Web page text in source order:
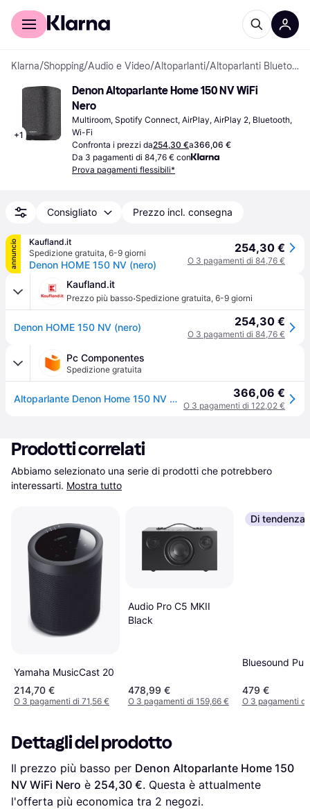
Per il tuo shopping
Klarna/Shopping/Audio e Video/Altoparlanti/ Altoparlanti Bluetooth
+1
Denon Altoparlante Home 150 NV WiFi
Nero
Multiroom, Spotify Connect, AirPlay, AirPlay 2, Bluetooth,
Wi-Fi
Confronta i prezzi da254,30 €a366,06 €
Da 3 pagamenti di 84,76 € con
Prova pagamenti flessibili*
Consigliato Prezzo incl. consegna
annuncio
Kaufland.it
Spedizione gratuita, 6-9 giorni
Denon HOME 150 NV (nero)
254,30 €
O 3 pagamenti di 84,76 €
Kaufland.it
Prezzo più basso·Spedizione gratuita, 6-9 giorni
Denon HOME 150 NV (nero) 254,30 €
O 3 pagamenti di 84,76 €
Pc Componentes
Spedizione gratuita
Altoparlante Denon Home 150 NV WiFi Nero 366,06 €
O 3 pagamenti di 122,02 €
Prodotti correlati
Abbiamo selezionato una serie di prodotti che potrebbero
interessarti. Mostra tutto
Yamaha MusicCast 20
214,70 €
O 3 pagamenti di 71,56 €
Audio Pro C5 MKII
Black
478,99 €
O 3 pagamenti di 159,66 €
Di tendenza
Bluesound
479 €
O 3 pagamenti di
Dettagli del prodotto
Il prezzo più basso per Denon Altoparlante Home 150
NV WiFi Nero è 254,30 €. Questa è attualmente
l'offerta più economica tra 2 negozi.